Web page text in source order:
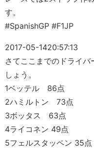
す。
#SpanishGP #F1JP
2017-05-1420:57:13
さてここまでのドライバ
しょう。
1ベッテル 86点
2ハミルトン 73点
3ボッタス 63点
4ライコネン 49点
5フェルスタッペン 35点